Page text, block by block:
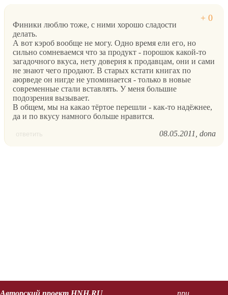
Финики люблю тоже, с ними хорошо сладости
делать.
А вот кэроб вообще не могу. Одно время ели его, но
сильно сомневаемся что за продукт - порошок какой-то
загадочного вкуса, нету доверия к продавцам, они и сами
не знают чего продают. В старых кстати книгах по
аюрведе он нигде не упоминается - только в новые
современные стали вставлять. У меня большие
подозрения вызывает.
В общем, мы на какао тёртое перешли - как-то надёжнее,
да и по вкусу намного больше нравится.
ответить 08.05.2011 dona
Авторский проект HNH.RU при